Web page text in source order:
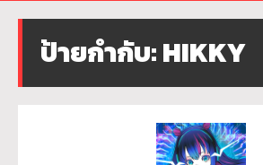
ป้ายกำกับ:HIKKY